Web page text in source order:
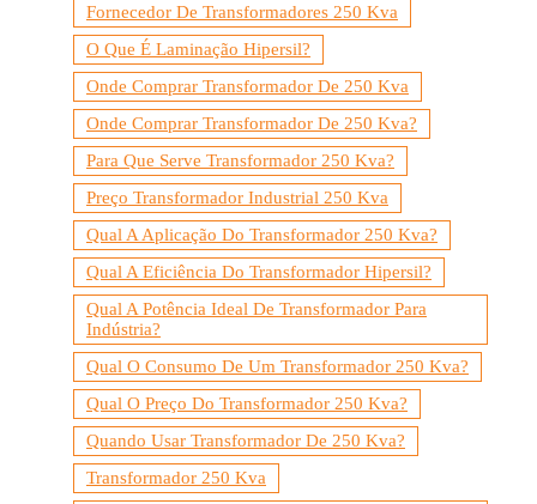
Fornecedor De Transformadores 250 Kva
O Que É Laminação Hipersil?
Onde Comprar Transformador De 250 Kva
Onde Comprar Transformador De 250 Kva?
Para Que Serve Transformador 250 Kva?
Preço Transformador Industrial 250 Kva
Qual A Aplicação Do Transformador 250 Kva?
Qual A Eficiência Do Transformador Hipersil?
Qual A Potência Ideal De Transformador Para
Indústria?
Qual O Consumo De Um Transformador 250 Kva?
Qual O Preço Do Transformador 250 Kva?
Quando Usar Transformador De 250 Kva?
Transformador 250 Kva